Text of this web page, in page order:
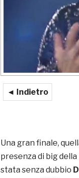
◄ Indietro
Una gran finale,
presenza di big
stata senza dubbio